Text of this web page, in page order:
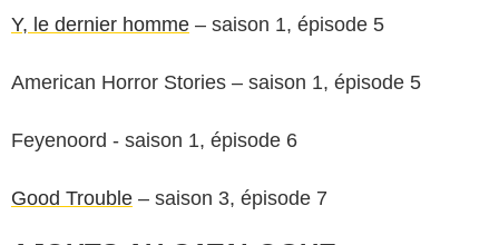
Y, le dernier homme – saison 1, épisode 5
American Horror Stories – saison 1, épisode 5
Feyenoord - saison 1, épisode 6
Good Trouble – saison 3, épisode 7